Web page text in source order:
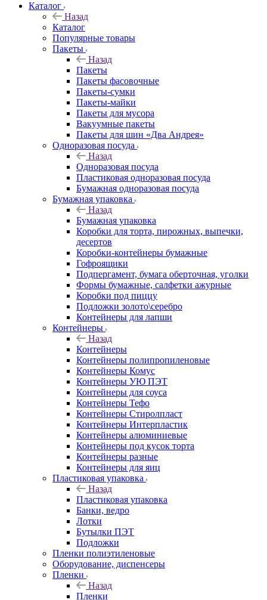
Каталог
Назад
Каталог
Популярные товары
Пакеты
Назад
Пакеты
Пакеты фасовочные
Пакеты-сумки
Пакеты-майки
Пакеты для мусора
Вакуумные пакеты
Пакеты для шин «Два Андрея»
Одноразовая посуда
Назад
Одноразовая посуда
Пластиковая одноразовая посуда
Бумажная одноразовая посуда
Бумажная упаковка
Назад
Бумажная упаковка
Коробки для торта, пирожных, выпечки,
десертов
Коробки-контейнеры бумажные
Гофроящики
Подпергамент, бумага оберточная, уголки
Формы бумажные, салфетки ажурные
Коробки под пиццу
Подложки золото\серебро
Контейнеры для лапши
Контейнеры
Назад
Контейнеры
Контейнеры полипропиленовые
Контейнеры Комус
Контейнеры УЮ ПЭТ
Контейнеры для соуса
Контейнеры Тефо
Контейнеры Стиролпласт
Контейнеры Интерпластик
Контейнеры алюминиевые
Контейнеры под кусок торта
Контейнеры разные
Контейнеры для яиц
Пластиковая упаковка
Назад
Пластиковая упаковка
Банки, ведро
Лотки
Бутылки ПЭТ
Подложки
Пленки полиэтиленовые
Оборудование, диспенсеры
Пленки
Назад
Пленки